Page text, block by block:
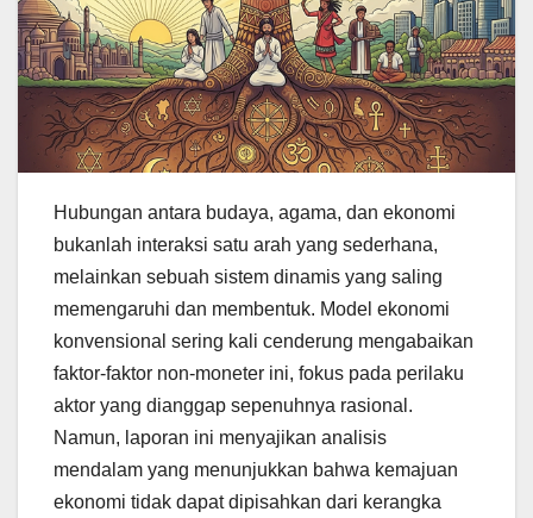
Hubungan antara budaya, agama, dan ekonomi
bukanlah interaksi satu arah yang sederhana,
melainkan sebuah sistem dinamis yang saling
memengaruhi dan membentuk. Model ekonomi
konvensional sering kali cenderung mengabaikan
faktor-faktor non-moneter ini, fokus pada perilaku
aktor yang dianggap sepenuhnya rasional.
Namun, laporan ini menyajikan analisis
mendalam yang menunjukkan bahwa kemajuan
ekonomi tidak dapat dipisahkan dari kerangka